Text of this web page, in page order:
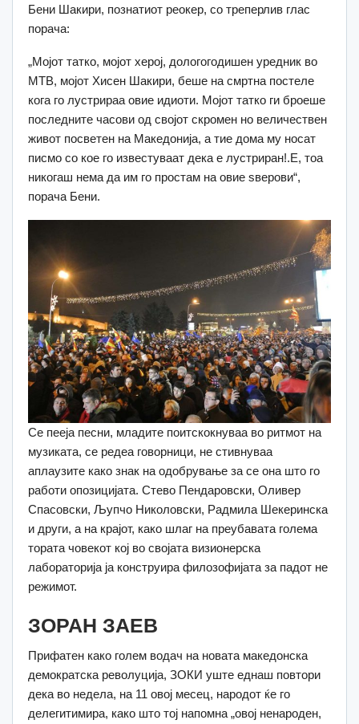
Бени Шакири, познатиот реокер, со треперлив глас
порача:
„Мојот татко, мојот херој, дологогодишен уредник во
МТВ, мојот Хисен Шакири, беше на смртна постеле
кога го лустрираа овие идиоти. Мојот татко ги броеше
последните часови од својот скромен но величествен
живот посветен на Македонија, а тие дома му носат
писмо со кое го известуваат дека е лустриран!.Е, тоа
никогаш нема да им го простам на овие ѕверови“,
порача Бени.
Се пееја песни, младите поитскокнуваа во ритмот на
музиката, се редеа говорници, не стивнуваа
аплаузите како знак на одобрување за се она што го
работи опозицијата. Стево Пендаровски, Оливер
Спасовски, Љупчо Николовски, Радмила Шекеринска
и други, а на крајот, како шлаг на преубавата голема
тората човекот кој во својата визионерска
лабораторија ја конструира филозофијата за падот не
режимот.
ЗОРАН ЗАЕВ
Прифатен како голем водач на новата македонска
демократска револуција, ЗОКИ уште еднаш повтори
дека во недела, на 11 овој месец, народот ќе го
делегитимира, како што тој напомна „овој ненароден,